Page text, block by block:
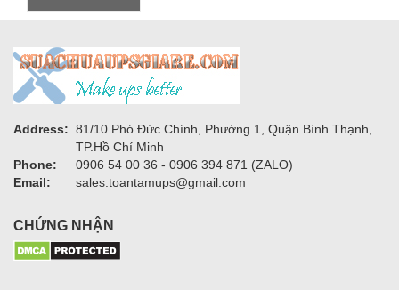
Address: 81/10 Phó Đức Chính, Phường 1, Quận Bình Thạnh,
TP.Hồ Chí Minh
Phone:
0906 54 00 36 - 0906 394 871 (ZALO)
Email:
sales.toantamups@gmail.com
CHỨNG NHẬN